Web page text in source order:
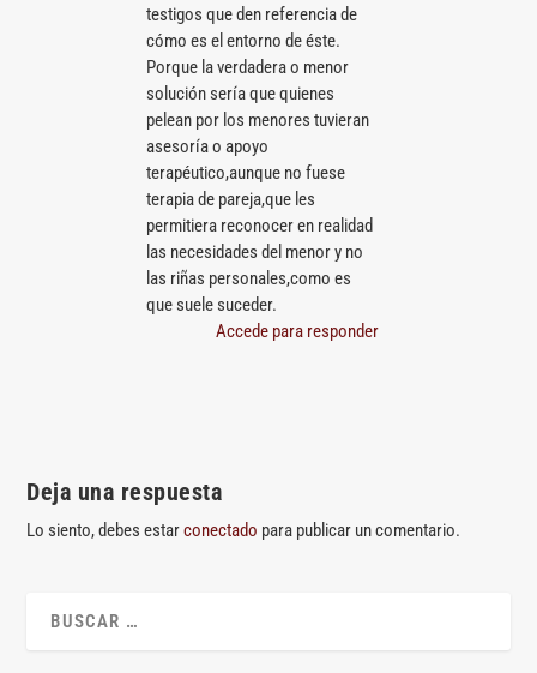
testigos que den referencia de
cómo es el entorno de éste.
Porque la verdadera o menor
solución sería que quienes
pelean por los menores tuvieran
asesoría o apoyo
terapéutico,aunque no fuese
terapia de pareja,que les
permitiera reconocer en realidad
las necesidades del menor y no
las riñas personales,como es
que suele suceder.
Accede para responder
Deja una respuesta
Lo siento, debes estarconectado para publicar un comentario.